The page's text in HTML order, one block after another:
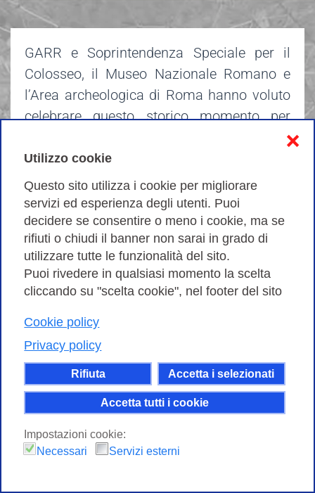
Utilizzo cookie
Questo sito utilizza i cookie per migliorare
servizi ed esperienza degli utenti. Puoi
decidere se consentire o meno i cookie, ma se
rifiuti o chiudi il banner non sarai in grado di
utilizzare tutte le funzionalità del sito.
Puoi rivedere in qualsiasi momento la scelta
cliccando su "scelta cookie", nel footer del sito
Cookie policy
Privacy policy
Rifiuta Accetta i selezionati
Accetta tutti i cookie
❌
Impostazioni cookie:
Necessari
Servizi esterni
GARR e Soprintendenza Speciale per il
Colosseo, il Museo Nazionale Romano e
l’Area archeologica di Roma hanno voluto
celebrare questo storico momento per
mettere in luce lo straordinario patrimonio
culturale nazionale e, allo stesso tempo, il
potenziale di innovazione del nostro Paese
in questo settore a beneficio non solo degli
addetti ai lavori ma anche di tutti i cittadini.
Nel corso della serata, è stata messa in
scena una performance dal vivo, ideata e
realizzata appositamente per l’evento dal
regista di fama internazionale Giorgio
Barberio Corsetti, che ha sfruttato la rete
per far interagire in tempo reale e ad
altissima definizione interpreti, che seppur
sono tutti interconnessi attraverso la rete